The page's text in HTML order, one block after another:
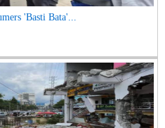
'Basti Bata'...